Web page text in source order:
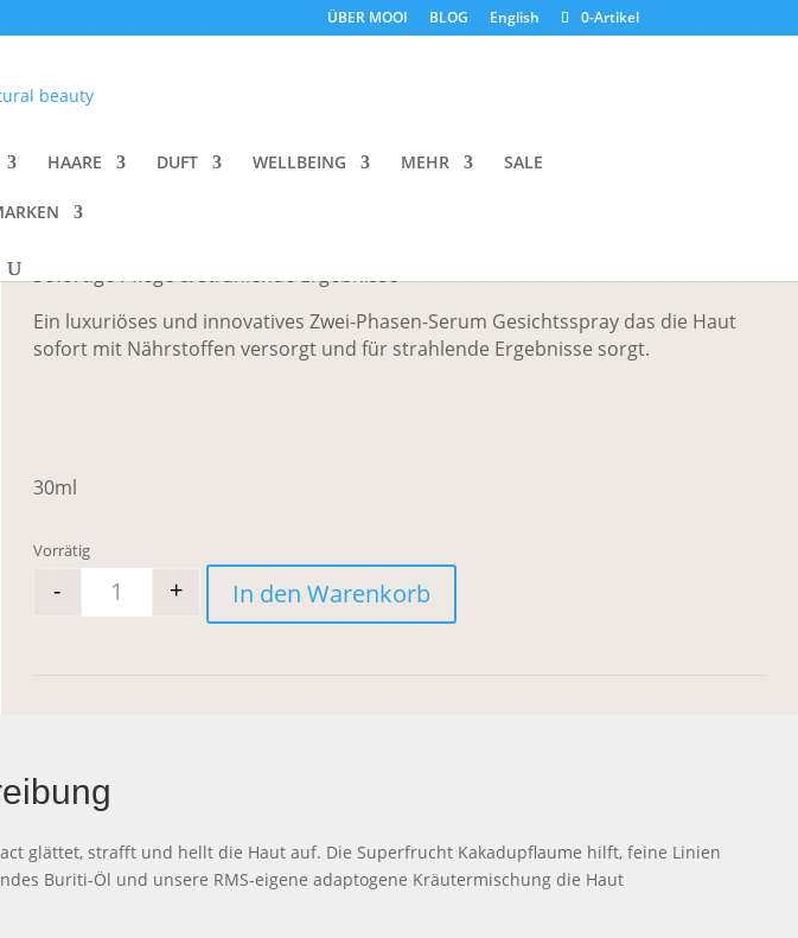
ÜBER MOOI BLOG English 0-Artikel
HAARE DUFT WELLBEING MEHR SALE
rms beauty SuperSerum Hydrating Mist
CHF
Sofortige Pflege & strahlende Ergebnisse
Ein luxuriöses und innovatives Zwei-Phasen-Serum Gesichtsspray das die Haut
sofort mit Nährstoffen versorgt und für strahlende Ergebnisse sorgt.
30ml
Vorrätig
rms beauty SuperSerum Hydrating Mist Menge
- + In den Warenkorb
glättet, strafft und hellt die Haut auf. Die Superfrucht Kakadupflaume hilft, feine Linien
Buriti-Öl und unsere RMS-eigene adaptogene Kräutermischung die Haut